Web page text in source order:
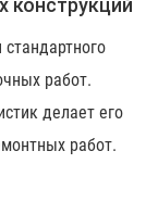
конструкций
работ.
делает его
работ.